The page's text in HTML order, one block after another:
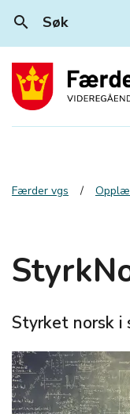
search Søk
Færder vgs
Styrket norsk